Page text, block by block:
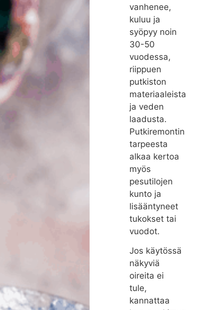
vanhenee,
kuluu ja
syöpyy noin
30-50
vuodessa,
riippuen
putkiston
materiaaleista
ja veden
laadusta.
Putkiremontin
tarpeesta
alkaa kertoa
myös
pesutilojen
kunto ja
lisääntyneet
tukokset tai
vuodot.
Jos käytössä
näkyviä
oireita ei
tule,
kannattaa